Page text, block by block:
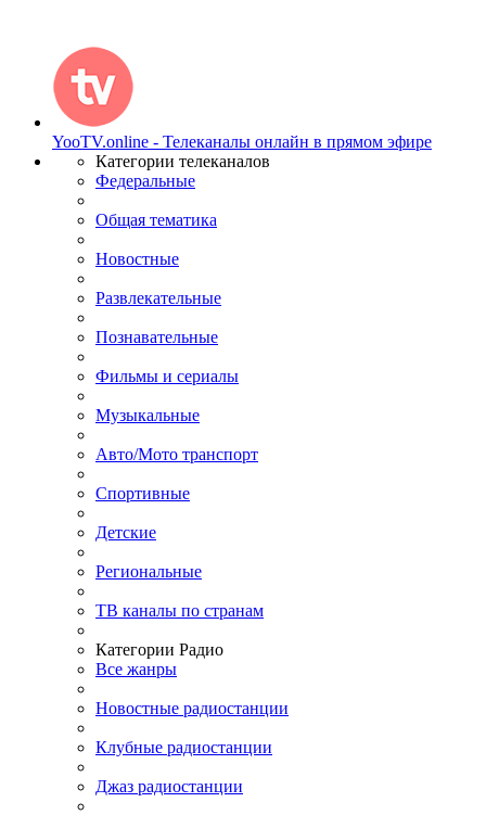
YooTV.online - Телеканалы онлайн в прямом эфире
Категории телеканалов
Федеральные
Общая тематика
Новостные
Развлекательные
Познавательные
Фильмы и сериалы
Музыкальные
Авто/Мото транспорт
Спортивные
Детские
Региональные
ТВ каналы по странам
Категории Радио
Все жанры
Новостные радиостанции
Клубные радиостанции
Джаз радиостанции